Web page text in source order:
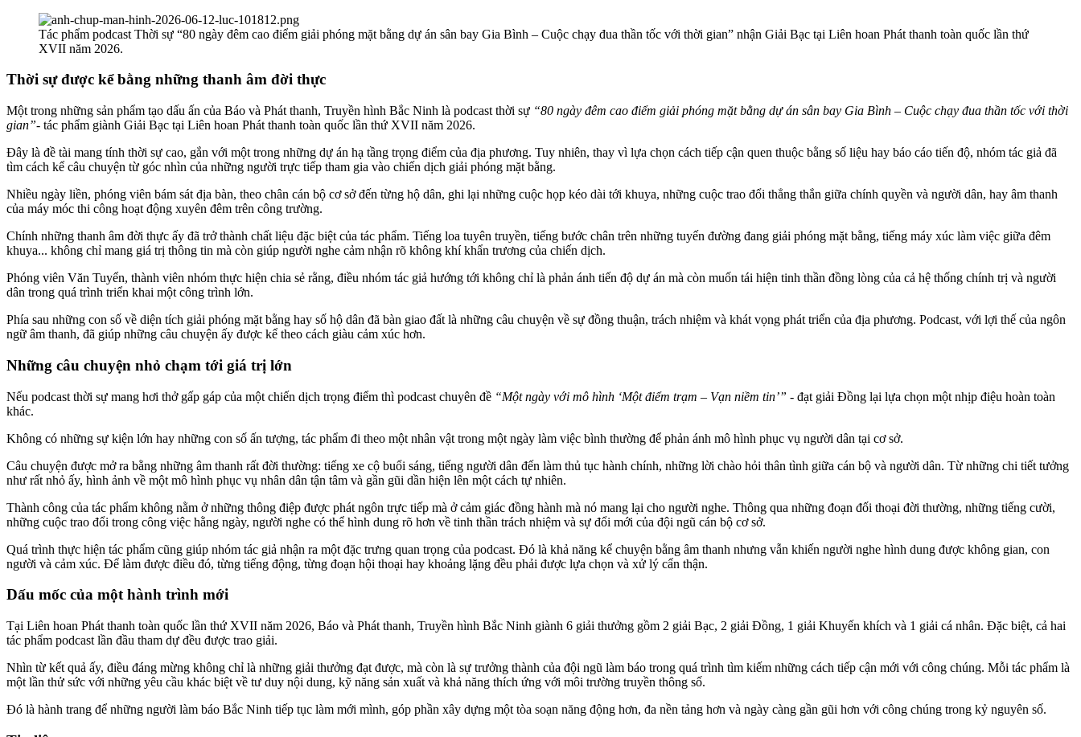
Tác phẩm podcast Thời sự “80 ngày đêm cao điểm giải phóng mặt bằng dự án sân bay Gia Bình – Cuộc chạy đua thần tốc với thời gian” nhận Giải Bạc tại Liên hoan Phát thanh toàn quốc lần thứ
XVII năm 2026.
Thời sự được kể bằng những thanh âm đời thực
Một trong những sản phẩm tạo dấu ấn của Báo và Phát thanh, Truyền hình Bắc Ninh là podcast thời sự “80 ngày đêm cao điểm giải phóng mặt bằng dự án sân bay Gia Bình – Cuộc chạy đua thần tốc với thời
gian”- tác phẩm giành Giải Bạc tại Liên hoan Phát thanh toàn quốc lần thứ XVII năm 2026.
Đây là đề tài mang tính thời sự cao, gắn với một trong những dự án hạ tầng trọng điểm của địa phương. Tuy nhiên, thay vì lựa chọn cách tiếp cận quen thuộc bằng số liệu hay báo cáo tiến độ, nhóm tác giả đã
tìm cách kể câu chuyện từ góc nhìn của những người trực tiếp tham gia vào chiến dịch giải phóng mặt bằng.
Nhiều ngày liền, phóng viên bám sát địa bàn, theo chân cán bộ cơ sở đến từng hộ dân, ghi lại những cuộc họp kéo dài tới khuya, những cuộc trao đổi thẳng thắn giữa chính quyền và người dân, hay âm thanh
của máy móc thi công hoạt động xuyên đêm trên công trường.
Chính những thanh âm đời thực ấy đã trở thành chất liệu đặc biệt của tác phẩm. Tiếng loa tuyên truyền, tiếng bước chân trên những tuyến đường đang giải phóng mặt bằng, tiếng máy xúc làm việc giữa đêm
khuya... không chỉ mang giá trị thông tin mà còn giúp người nghe cảm nhận rõ không khí khẩn trương của chiến dịch.
Phóng viên Văn Tuyển, thành viên nhóm thực hiện chia sẻ rằng, điều nhóm tác giả hướng tới không chỉ là phản ánh tiến độ dự án mà còn muốn tái hiện tinh thần đồng lòng của cả hệ thống chính trị và người
dân trong quá trình triển khai một công trình lớn.
Phía sau những con số về diện tích giải phóng mặt bằng hay số hộ dân đã bàn giao đất là những câu chuyện về sự đồng thuận, trách nhiệm và khát vọng phát triển của địa phương. Podcast, với lợi thế của ngôn
ngữ âm thanh, đã giúp những câu chuyện ấy được kể theo cách giàu cảm xúc hơn.
Những câu chuyện nhỏ chạm tới giá trị lớn
Nếu podcast thời sự mang hơi thở gấp gáp của một chiến dịch trọng điểm thì podcast chuyên đề “Một ngày với mô hình ‘Một điểm trạm – Vạn niềm tin’” - đạt giải Đồng lại lựa chọn một nhịp điệu hoàn toàn
khác.
Không có những sự kiện lớn hay những con số ấn tượng, tác phẩm đi theo một nhân vật trong một ngày làm việc bình thường để phản ánh mô hình phục vụ người dân tại cơ sở.
Câu chuyện được mở ra bằng những âm thanh rất đời thường: tiếng xe cộ buổi sáng, tiếng người dân đến làm thủ tục hành chính, những lời chào hỏi thân tình giữa cán bộ và người dân. Từ những chi tiết tưởng
như rất nhỏ ấy, hình ảnh về một mô hình phục vụ nhân dân tận tâm và gần gũi dần hiện lên một cách tự nhiên.
Thành công của tác phẩm không nằm ở những thông điệp được phát ngôn trực tiếp mà ở cảm giác đồng hành mà nó mang lại cho người nghe. Thông qua những đoạn đối thoại đời thường, những tiếng cười,
những cuộc trao đổi trong công việc hằng ngày, người nghe có thể hình dung rõ hơn về tinh thần trách nhiệm và sự đổi mới của đội ngũ cán bộ cơ sở.
Quá trình thực hiện tác phẩm cũng giúp nhóm tác giả nhận ra một đặc trưng quan trọng của podcast. Đó là khả năng kể chuyện bằng âm thanh nhưng vẫn khiến người nghe hình dung được không gian, con
người và cảm xúc. Để làm được điều đó, từng tiếng động, từng đoạn hội thoại hay khoảng lặng đều phải được lựa chọn và xử lý cẩn thận.
Dấu mốc của một hành trình mới
Tại Liên hoan Phát thanh toàn quốc lần thứ XVII năm 2026, Báo và Phát thanh, Truyền hình Bắc Ninh giành 6 giải thưởng gồm 2 giải Bạc, 2 giải Đồng, 1 giải Khuyến khích và 1 giải cá nhân. Đặc biệt, cả hai
tác phẩm podcast lần đầu tham dự đều được trao giải.
Nhìn từ kết quả ấy, điều đáng mừng không chỉ là những giải thưởng đạt được, mà còn là sự trưởng thành của đội ngũ làm báo trong quá trình tìm kiếm những cách tiếp cận mới với công chúng. Mỗi tác phẩm là
một lần thử sức với những yêu cầu khác biệt về tư duy nội dung, kỹ năng sản xuất và khả năng thích ứng với môi trường truyền thông số.
Đó là hành trang để những người làm báo Bắc Ninh tiếp tục làm mới mình, góp phần xây dựng một tòa soạn năng động hơn, đa nền tảng hơn và ngày càng gần gũi hơn với công chúng trong kỷ nguyên số.